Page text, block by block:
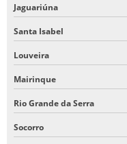
Jaguariúna
Santa Isabel
Louveira
Mairinque
Rio Grande da Serra
Socorro